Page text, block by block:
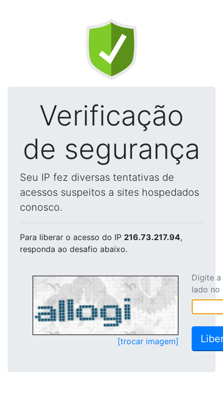
Verificação
de segurança
Seu IP fez diversas tentativas de
acessos suspeitos a sites hospedados
conosco.
Para liberar o acesso do IP 216.73.217.94,
responda ao desafio abaixo.
[trocar imagem]
Digite
lado no